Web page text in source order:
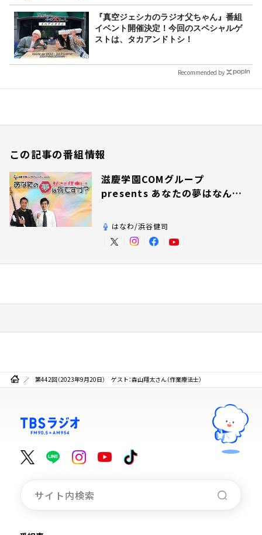
『真空ジェシカのラジオ父ちゃん』番組
イベント開催決定！今回のスペシャルゲ
ストは、タカアンドトシ！
Recommended by
この記事の番組情報
滋慶学園COMグループ
presents あなたの夢はなんで
はなわ/浜谷健司
第442回（2023年9月20日） ゲスト：森山翔太さん（作業療法士）